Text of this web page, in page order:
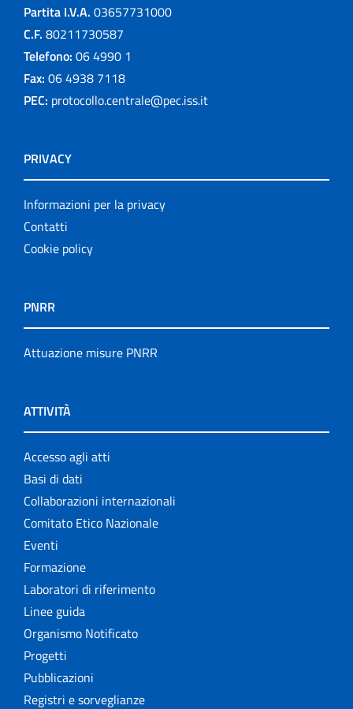
Partita I.V.A. 03657731000
C.F. 80211730587
Telefono: 06 4990 1
Fax: 06 4938 7118
PEC: protocollo.centrale@pec.iss.it
PRIVACY
Informazioni per la privacy
Contatti
Cookie policy
PNRR
Attuazione misure PNRR
ATTIVITÀ
Accesso agli atti
Basi di dati
Collaborazioni internazionali
Comitato Etico Nazionale
Eventi
Formazione
Laboratori di riferimento
Linee guida
Organismo Notificato
Progetti
Pubblicazioni
Registri e sorveglianze